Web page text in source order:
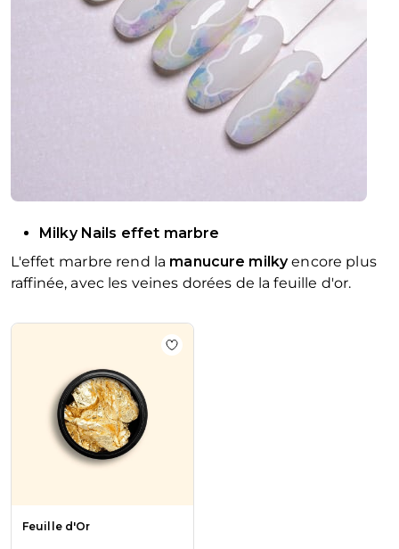
Milky Nails effet marbre
L'effet marbre rend la manucure milkyencore plus
raffinée, avec les veines dorées de la feuille d'or.
La navigation entre les éléments du carrousel est possible
Appuyez pour passer le carrousel
Feuille d'Or
Ajouter à la liste de souhaits Feuille